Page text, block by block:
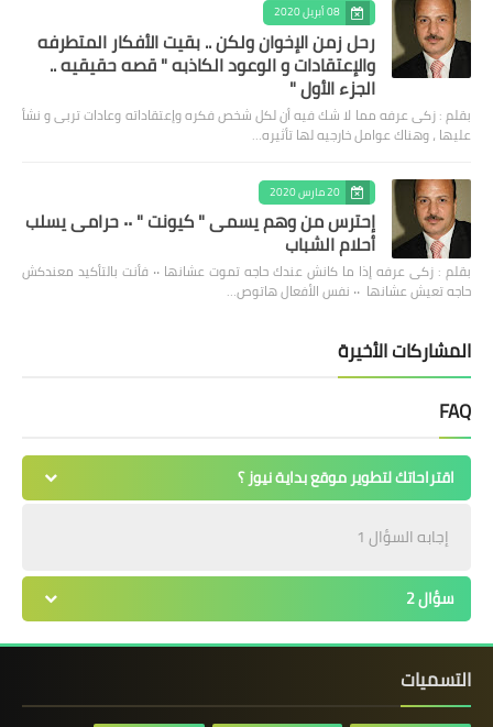
08 أبريل 2020
رحل زمن الإخوان ولكن .. بقيت الأفكار المتطرفه
والإعتقادات و الوعود الكاذبه " قصه حقيقيه ..
الجزء الأول "
بقلم : زكى عرفه مما لا شك فيه أن لكل شخص فكره وإعتقاداته وعادات تربى و نشأ
عليها ، وهناك عوامل خارجيه لها تأثيره…
20 مارس 2020
إحترس من وهم يسمى " كيونت " ٠٠ حرامى يسلب
أحلام الشباب
بقلم : زكى عرفه ‎إذا ما كانش عندك حاجه تموت عشانها ٠٠ فأنت بالتأكيد معندكش
حاجه تعيش عشانها ٠٠ نفس الأفعال هاتوص…
المشاركات الأخيرة
FAQ
اقتراحاتك لتطوير موقع بداية نيوز ؟
إجابه السؤال 1
سؤال 2
التسميات